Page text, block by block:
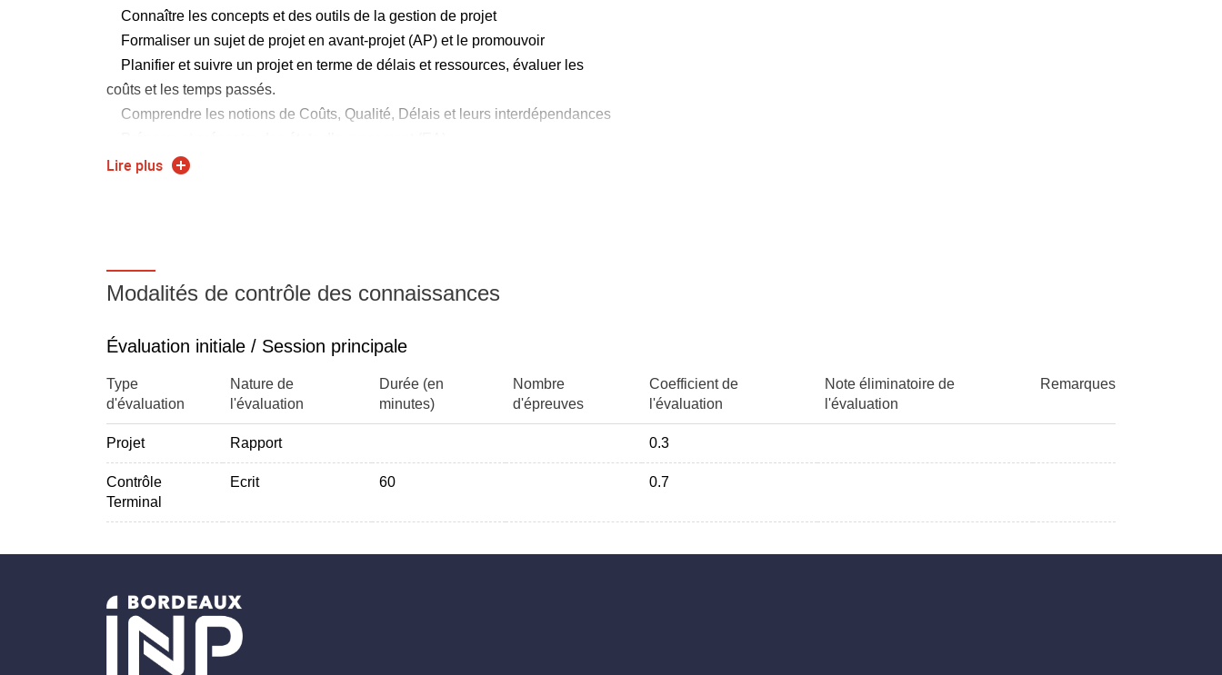
Connaître les concepts et des outils de la gestion de projet
Formaliser un sujet de projet en avant-projet (AP) et le promouvoir
Planifier et suivre un projet en terme de délais et ressources, évaluer les
coûts et les temps passés.
Comprendre les notions de Coûts, Qualité, Délais et leurs interdépendances
Conclure et promouvoir le bilan d’un projet
Réaliser une note de cadrage :
Définition objectif
Définition des acteurs
Définition des livrables
Réaliser une analyse de risques
Réaliser une analyse forces/faiblesses
Réaliser un planning / rétro planning
3 – Séance GEPJT 3 (4h soutenance)
Lire plus
Modalités de contrôle des connaissances
Évaluation initiale / Session principale
Type
d'évaluation
Nature de
l'évaluation
Durée (en
minutes)
Nombre
d'épreuves
Coefficient de
l'évaluation
Note éliminatoire de
l'évaluation
Remarques
Projet Rapport 0.3
Contrôle
Terminal
Ecrit 60 0.7